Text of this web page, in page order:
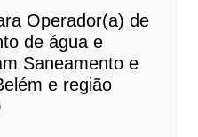
Operador(a) de
de água e
Saneamento e
e região